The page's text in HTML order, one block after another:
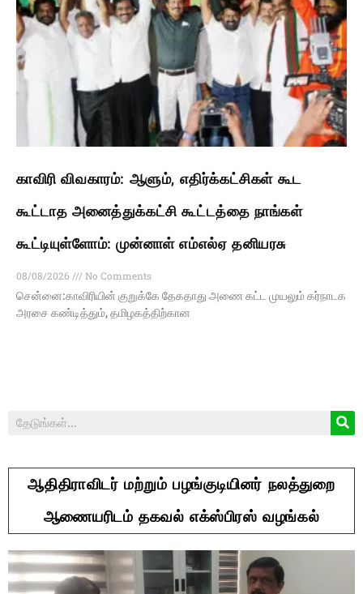
காவிரி விவகாரம்: ஆளும், எதிர்க்கட்சிகள் கூட
கூட்டாத அனைத்துக்கட்சி கூட்டத்தை நாங்கள்
கூட்டியுள்ளோம்: முன்னாள் எம்எல்ஏ தனியரசு
08/08/2026
No Comments
சென்னை:காவிரியின் குறுக்கே தேகதாது அணை கட்ட முயலும் கர்நாடக
அரசை கண்டித்தும், தமிழகத்திற்கான
ஆதிதிராவிடர் மற்றும் பழங்குடியினர் நலத்துறை
ஆணையரிடம் தகவல் எக்ஸ்பிரஸ் வழங்கல்